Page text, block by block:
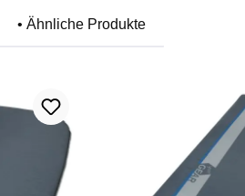
• Ähnliche Produkte